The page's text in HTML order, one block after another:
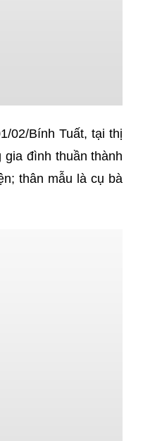
02/Bính Tuất, tại thị
đình thuần thành
thân mẫu là cụ bà